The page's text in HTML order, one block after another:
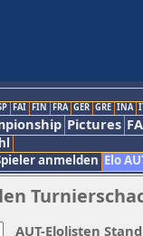
FAI FIN FRA GER GRE INA
Pictures
anmelden Elo
AUT-Elolisten